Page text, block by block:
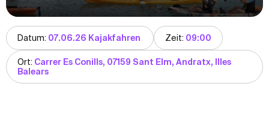
Datum: 07.06.26 Kajakfahren Zeit: 09:00
Ort: Carrer Es Conills, 07159 Sant Elm, Andratx, Illes
Balears